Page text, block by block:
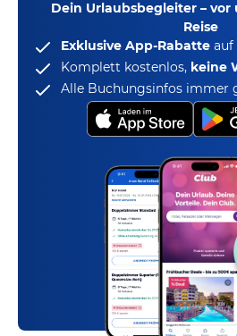
Dein Urlaubsbegleiter –
Reise
Exklusive App-Rabatte auf
Komplett kostenlos, keine
Alle Buchungsinfos immer